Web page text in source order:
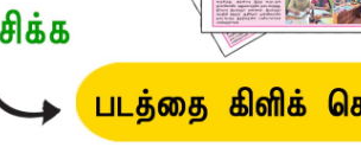
நகுலன்
₹140.00